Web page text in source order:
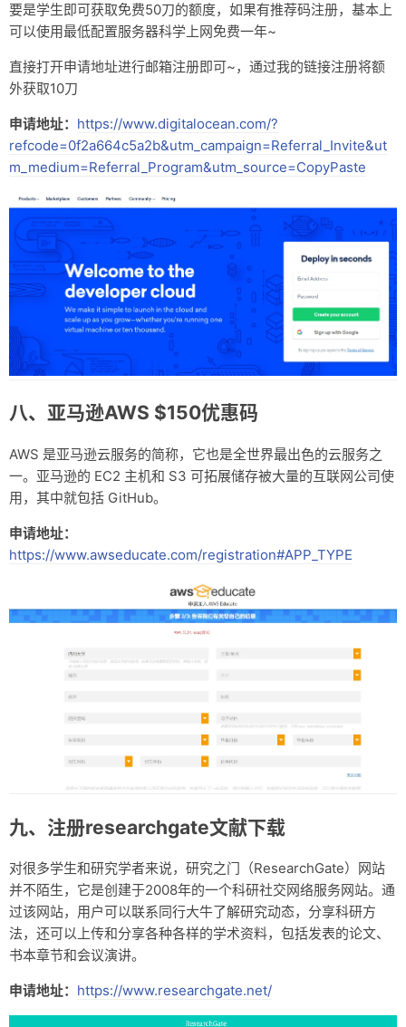
要是学生即可获取免费50刀的额度，如果有推荐码注册，基本上
可以使用最低配置服务器科学上网免费一年~
直接打开申请地址进行邮箱注册即可~，通过我的链接注册将额
外获取10刀
申请地址： https://www.digitalocean.com/?
refcode=0f2a664c5a2b&utm_campaign=Referral_Invite&ut
m_medium=Referral_Program&utm_source=CopyPaste
八、亚马逊AWS $150优惠码
AWS 是亚马逊云服务的简称，它也是全世界最出色的云服务之
一。亚马逊的 EC2 主机和 S3 可拓展储存被大量的互联网公司使
用，其中就包括 GitHub。
申请地址：
https://www.awseducate.com/registration#APP_TYPE
九、注册researchgate文献下载
对很多学生和研究学者来说，研究之门（ResearchGate）网站
并不陌生，它是创建于2008年的一个科研社交网络服务网站。通
过该网站，用户可以联系同行大牛了解研究动态，分享科研方
法，还可以上传和分享各种各样的学术资料，包括发表的论文、
书本章节和会议演讲。
申请地址： https://www.researchgate.net/